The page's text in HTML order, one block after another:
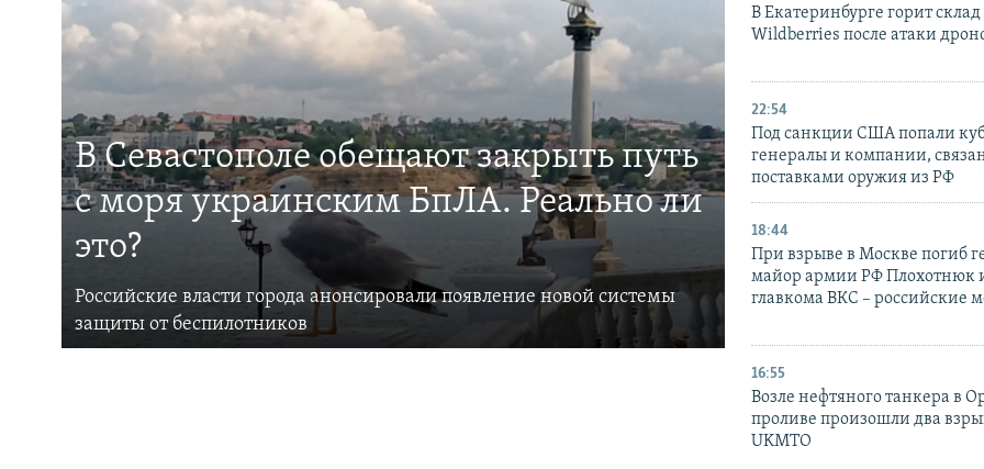
В Севастополе обещают закрыть путь
с моря украинским БпЛА. Реально ли
это?
Российские власти города анонсировали появление новой системы
защиты от беспилотников
В Екатеринбурге горит склад
Wildberries после атаки
22:54
Под санкции США попали
генералы и компании,
поставками оружия из РФ
18:44
При взрыве в Москве погиб
майор армии РФ Плохотнюк
главкома ВКС – российские
16:55
Возле нефтяного танкера в
проливе произошли два
UKMTO